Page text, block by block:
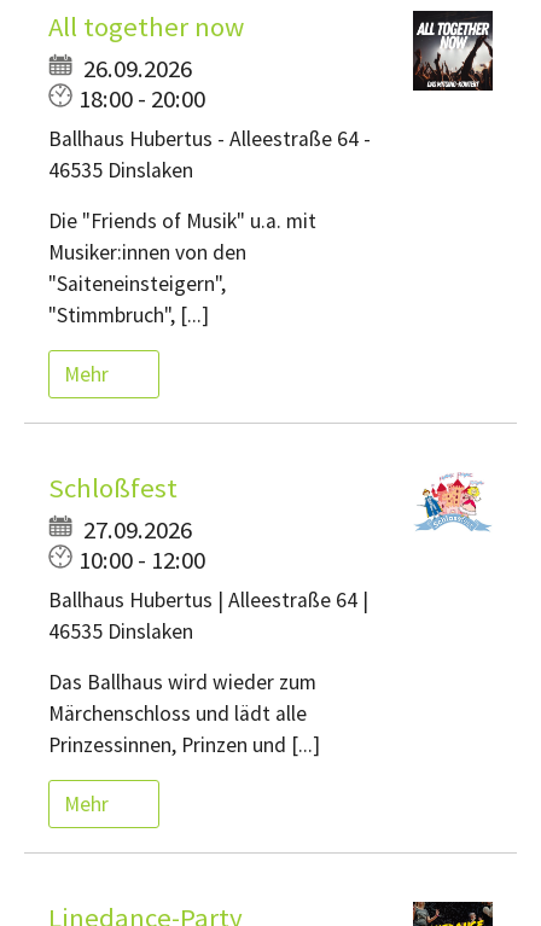
All together now
26.09.2026
18:00 - 20:00
Ballhaus Hubertus - Alleestraße 64 -
46535 Dinslaken
Die "Friends of Musik" u.a. mit
Musiker:innen von den
"Saiteneinsteigern",
"Stimmbruch", [...]
Mehr
Schloßfest
27.09.2026
10:00 - 12:00
Ballhaus Hubertus | Alleestraße 64 |
46535 Dinslaken
Das Ballhaus wird wieder zum
Märchenschloss und lädt alle
Prinzessinnen, Prinzen und [...]
Mehr
Linedance-Party